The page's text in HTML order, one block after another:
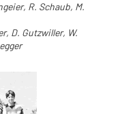
R. Schaub, M.
D. Gutzwiller, W.